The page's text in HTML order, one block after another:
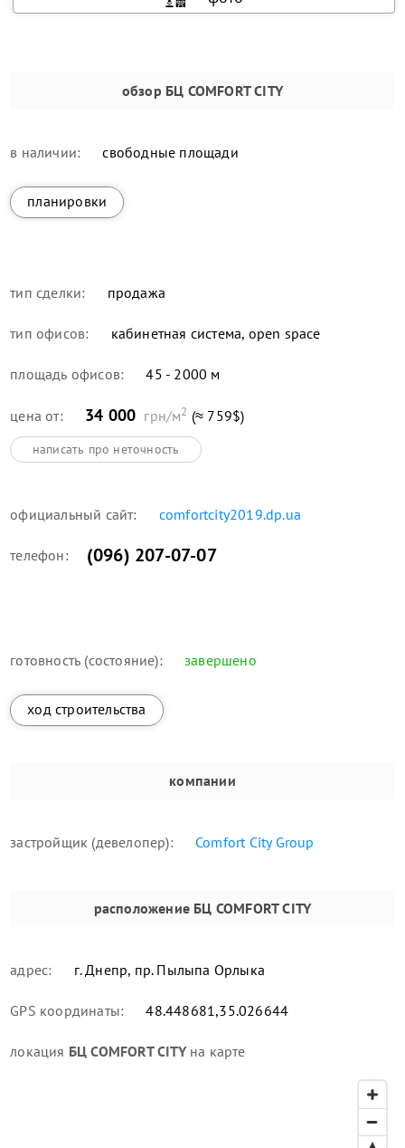
обзор БЦ COMFORT CITY
в наличии: свободные площади
планировки
тип сделки: продажа
тип офисов: кабинетная система, open space
площадь офисов: 45 - 2000 м
цена от: 34 000 грн/м2 (≈ 759$)
написать про неточность
официальный сайт: comfortcity2019.dp.ua
телефон: (096) 207-07-07
готовность (состояние): завершено
ход строительства
компании
застройщик (девелопер): Comfort City Group
расположение БЦ COMFORT CITY
адрес: г. Днепр, пр. Пылыпа Орлыка
GPS координаты: 48.448681,35.026644
локация БЦ COMFORT CITYна карте